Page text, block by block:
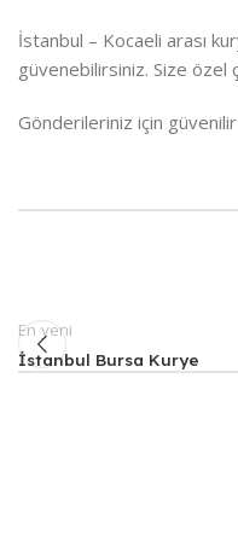
İstanbul – Kocaeli arası
güvenebilirsiniz. Size özel
Gönderileriniz için
En yeni
İstanbul Bursa Kurye